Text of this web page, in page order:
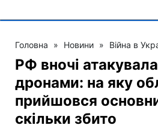
Головна » Новини » Війна в
РФ вночі
дронами: на яку
прийшовся
скільки збито